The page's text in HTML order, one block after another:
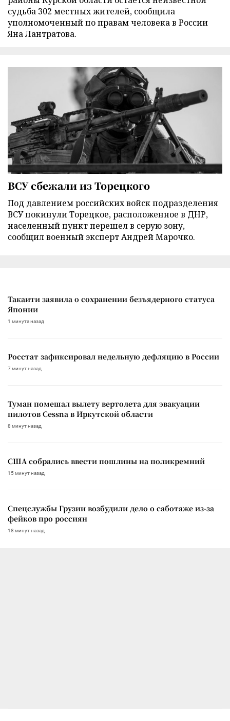
судьба 302 местных жителей, сообщила
уполномоченный по правам человека в России
Яна Лантратова.
ВСУ сбежали из Торецкого
Под давлением российских войск подразделения
ВСУ покинули Торецкое, расположенное в ДНР,
населенный пункт перешел в серую зону,
сообщил военный эксперт Андрей Марочко.
Такаити заявила о сохранении безъядерного статуса
Японии
1 минута назад
Росстат зафиксировал недельную дефляцию в России
7 минут назад
Туман помешал вылету вертолета для эвакуации
пилотов Cessna в Иркутской области
8 минут назад
США собрались ввести пошлины на поликремний
15 минут назад
Спецслужбы Грузии возбудили дело о саботаже из-за
фейков про россиян
18 минут назад